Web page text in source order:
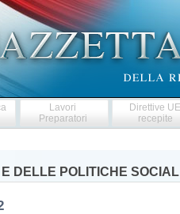
Lavori
Preparatori
Direttive
recepite
DELLE POLITICHE